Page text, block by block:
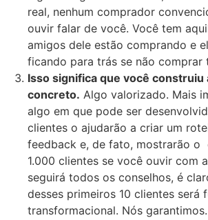
real, nenhum comprador
ouvir falar de você. Você tem
amigos dele estão comprando e
ficando para trás se não comprar
Isso significa que você construiu
concreto. Algo valorizado. Mais
algo em que pode ser
clientes o ajudarão a criar um
feedback e, de fato, mostrarão o
1.000 clientes se você ouvir com
seguirá todos os conselhos, é
desses primeiros 10 clientes será
transformacional. Nós garantimos.